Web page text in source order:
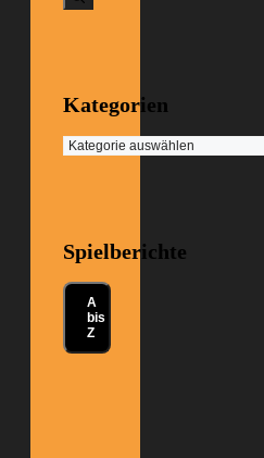
Kategorien
Kategorien
Spielberichte
A
bis
Z